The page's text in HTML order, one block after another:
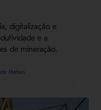
digitalização e
e a
de mineração.
Metais